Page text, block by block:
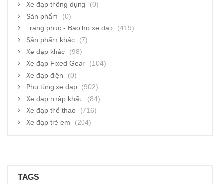
Xe đạp thông dụng
(0)
Sản phẩm
(0)
Trang phục - Bảo hộ xe đạp
(419)
Sản phẩm khác
(7)
Xe đạp khác
(98)
Xe đạp Fixed Gear
(104)
Xe đạp điện
(0)
Phụ tùng xe đạp
(902)
Xe đạp nhập khẩu
(84)
Xe đạp thể thao
(716)
Xe đạp trẻ em
(204)
TAGS